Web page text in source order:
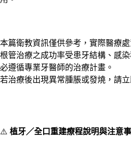
本篇衛教資訊僅供參考，實際醫療
根管治療之成功率受患牙結構、感
必遵循專業牙醫師的治療計畫。
若治療後出現異常腫脹或發燒，請
⚠️ 植牙／全口重建療程說明與注意事